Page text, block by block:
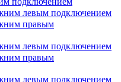
левым подключением
правым
левым подключением
правым
левым подключением